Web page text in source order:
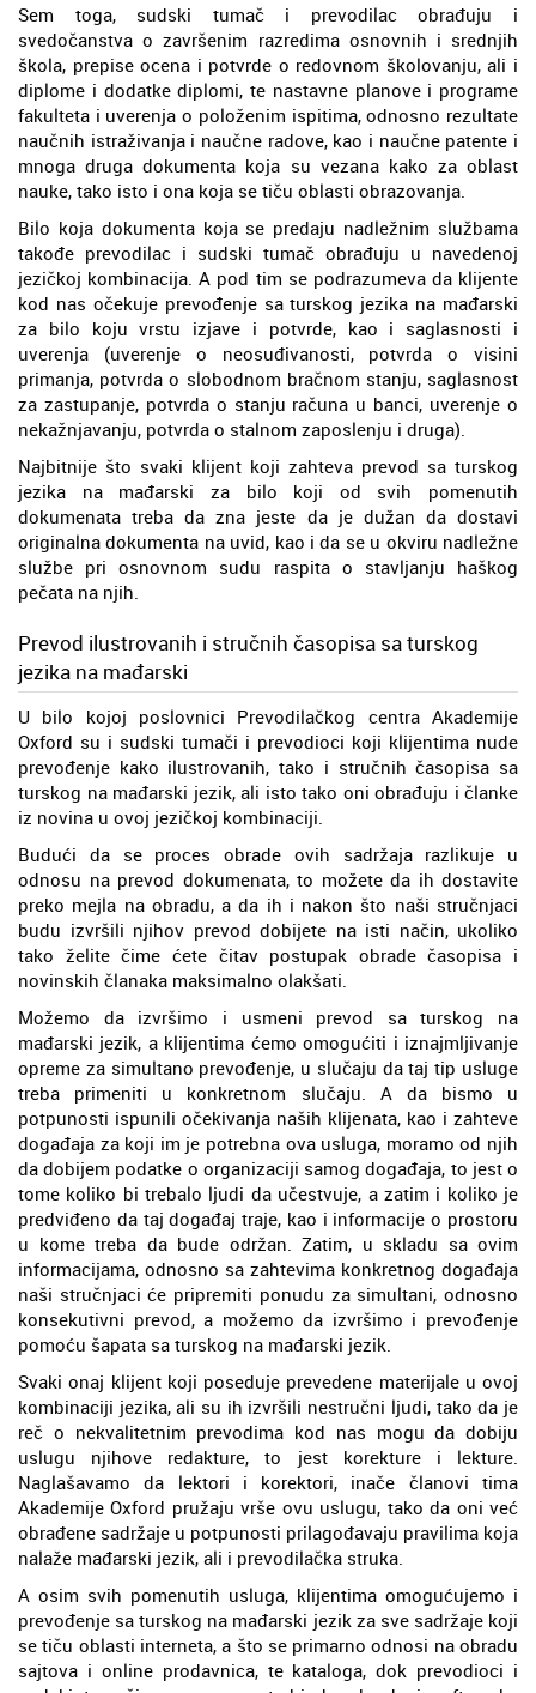
Sem toga, sudski tumač i prevodilac obrađuju i
svedočanstva o završenim razredima osnovnih i srednjih
škola, prepise ocena i potvrde o redovnom školovanju, ali i
diplome i dodatke diplomi, te nastavne planove i programe
fakulteta i uverenja o položenim ispitima, odnosno rezultate
naučnih istraživanja i naučne radove, kao i naučne patente i
mnoga druga dokumenta koja su vezana kako za oblast
nauke, tako isto i ona koja se tiču oblasti obrazovanja.
Bilo koja dokumenta koja se predaju nadležnim službama
takođe prevodilac i sudski tumač obrađuju u navedenoj
jezičkoj kombinacija. A pod tim se podrazumeva da klijente
kod nas očekuje prevođenje sa turskog jezika na mađarski
za bilo koju vrstu izjave i potvrde, kao i saglasnosti i
uverenja (uverenje o neosuđivanosti, potvrda o visini
primanja, potvrda o slobodnom bračnom stanju, saglasnost
za zastupanje, potvrda o stanju računa u banci, uverenje o
nekažnjavanju, potvrda o stalnom zaposlenju i druga).
Najbitnije što svaki klijent koji zahteva prevod sa turskog
jezika na mađarski za bilo koji od svih pomenutih
dokumenata treba da zna jeste da je dužan da dostavi
originalna dokumenta na uvid, kao i da se u okviru nadležne
službe pri osnovnom sudu raspita o stavljanju haškog
pečata na njih.
Prevod ilustrovanih i stručnih časopisa sa turskog
jezika na mađarski
U bilo kojoj poslovnici Prevodilačkog centra Akademije
Oxford su i sudski tumači i prevodioci koji klijentima nude
prevođenje kako ilustrovanih, tako i stručnih časopisa sa
turskog na mađarski jezik, ali isto tako oni obrađuju i članke
iz novina u ovoj jezičkoj kombinaciji.
Budući da se proces obrade ovih sadržaja razlikuje u
odnosu na prevod dokumenata, to možete da ih dostavite
preko mejla na obradu, a da ih i nakon što naši stručnjaci
budu izvršili njihov prevod dobijete na isti način, ukoliko
tako želite čime ćete čitav postupak obrade časopisa i
novinskih članaka maksimalno olakšati.
Možemo da izvršimo i usmeni prevod sa turskog na
mađarski jezik, a klijentima ćemo omogućiti i iznajmljivanje
opreme za simultano prevođenje, u slučaju da taj tip usluge
treba primeniti u konkretnom slučaju. A da bismo u
potpunosti ispunili očekivanja naših klijenata, kao i zahteve
događaja za koji im je potrebna ova usluga, moramo od njih
da dobijem podatke o organizaciji samog događaja, to jest o
tome koliko bi trebalo ljudi da učestvuje, a zatim i koliko je
predviđeno da taj događaj traje, kao i informacije o prostoru
u kome treba da bude održan. Zatim, u skladu sa ovim
informacijama, odnosno sa zahtevima konkretnog događaja
naši stručnjaci će pripremiti ponudu za simultani, odnosno
konsekutivni prevod, a možemo da izvršimo i prevođenje
pomoću šapata sa turskog na mađarski jezik.
Svaki onaj klijent koji poseduje prevedene materijale u ovoj
kombinaciji jezika, ali su ih izvršili nestručni ljudi, tako da je
reč o nekvalitetnim prevodima kod nas mogu da dobiju
uslugu njihove redakture, to jest korekture i lekture.
Naglašavamo da lektori i korektori, inače članovi tima
Akademije Oxford pružaju vrše ovu uslugu, tako da oni već
obrađene sadržaje u potpunosti prilagođavaju pravilima koja
nalaže mađarski jezik, ali i prevodilačka struka.
A osim svih pomenutih usluga, klijentima omogućujemo i
prevođenje sa turskog na mađarski jezik za sve sadržaje koji
se tiču oblasti interneta, a što se primarno odnosi na obradu
sajtova i online prodavnica, te kataloga, dok prevodioci i